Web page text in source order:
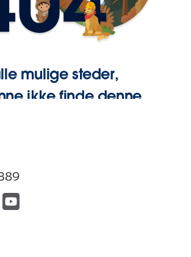
mulige steder,
ikke finde denne